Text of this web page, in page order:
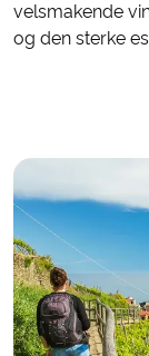
velsmakende
og den sterke